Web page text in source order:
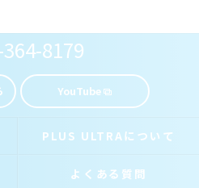
8179
YouTube
PLUS ULTRAについて
よくある質問